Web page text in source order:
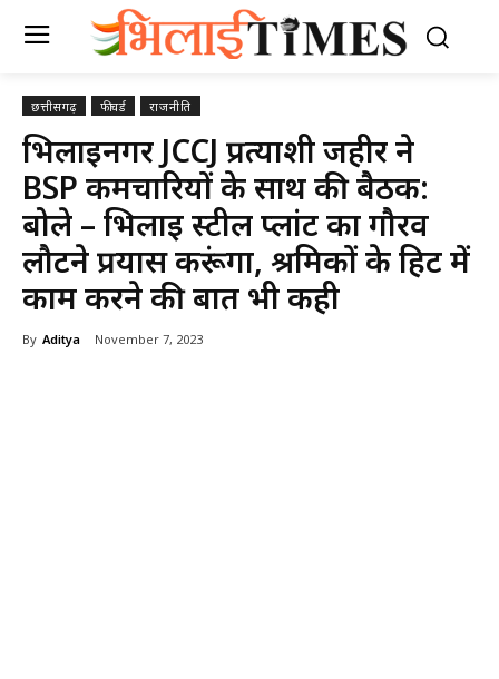
छत्तीसगढ़ फीचर्ड राजनीति
भिलाईनगर JCCJ प्रत्याशी जहीर ने
BSP कर्मचारियों के साथ की बैठक:
बोले – भिलाई स्टील प्लांट का गौरव
लौटने प्रयास करूंगा, श्रमिकों के हिट में
काम करने की बात भी कही
By Aditya November 7, 2023